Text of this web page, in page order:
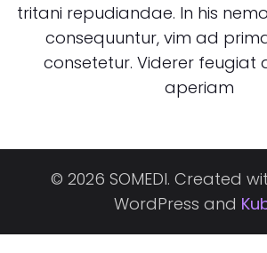
tritani repudiandae. In his
consequuntur, vim ad
consetetur. Viderer feugiat
aperiam
© 2026 SOMEDI. Created
WordPress and